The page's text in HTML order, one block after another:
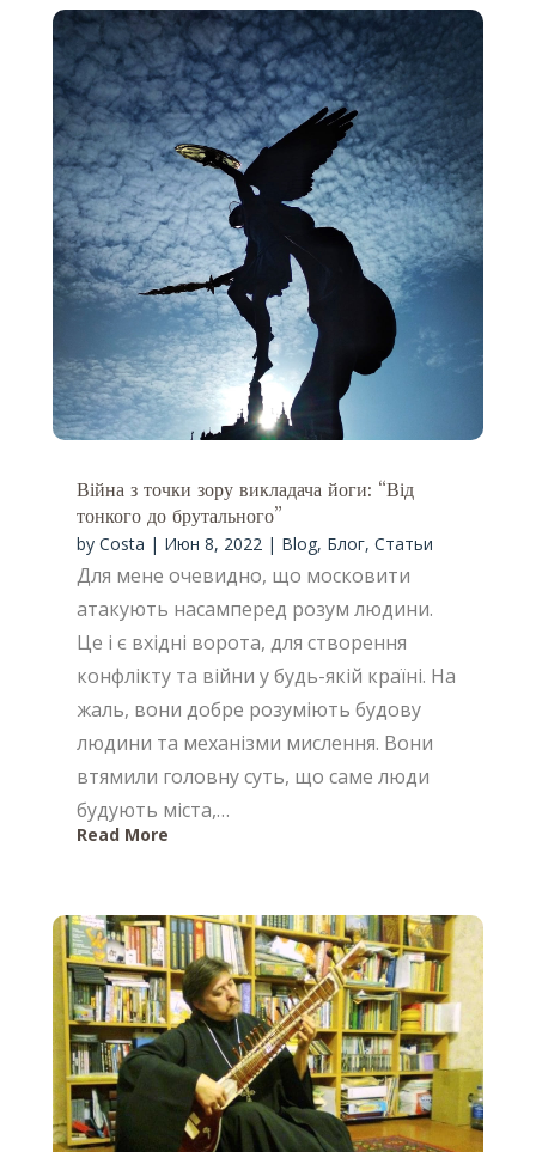
Війна з точки зору викладача йоги: “Від
тонкого до брутального”
by Costa | Июн 8, 2022| Blog, Блог, Статьи
Для мене очевидно, що московити
атакують насамперед розум людини.
Це і є вхідні ворота, для створення
конфлікту та війни у будь-якій країні. На
жаль, вони добре розуміють будову
людини та механізми мислення. Вони
втямили головну суть, що саме люди
будують міста,…
Read More